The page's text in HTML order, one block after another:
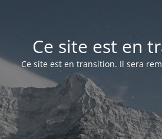
Ce site est en
Ce site est en transition. Il sera